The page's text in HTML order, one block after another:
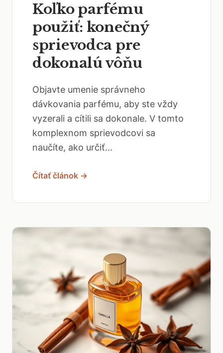
Koľko parfému
použiť: konečný
sprievodca pre
dokonalú vôňu
Objavte umenie správneho
dávkovania parfému, aby ste vždy
vyzerali a cítili sa dokonale. V tomto
komplexnom sprievodcovi sa
naučíte, ako určiť...
Čítať článok →